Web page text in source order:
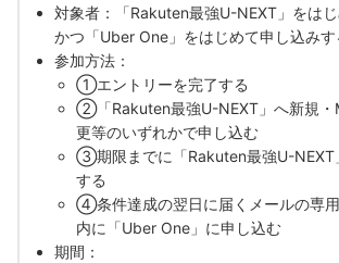
対象者：「Rakuten最強U-NEXT」をはじ
かつ「Uber One」をはじめて申し込みす
参加方法：
①エントリーを完了する
②「Rakuten最強U-NEXT」へ新規・
更等のいずれかで申し込む
③期限までに「Rakuten最強U-NEXT
する
④条件達成の翌日に届くメールの専
内に「Uber One」に申し込む
期間：